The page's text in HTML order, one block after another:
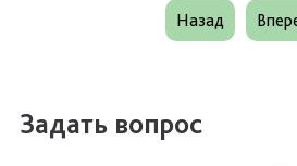
Назад
Задать вопрос